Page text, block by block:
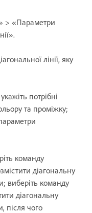
> «Параметри
лінії, яку
потрібні
та проміжку;
команду
діагональну
виберіть команду
діагональну
після чого